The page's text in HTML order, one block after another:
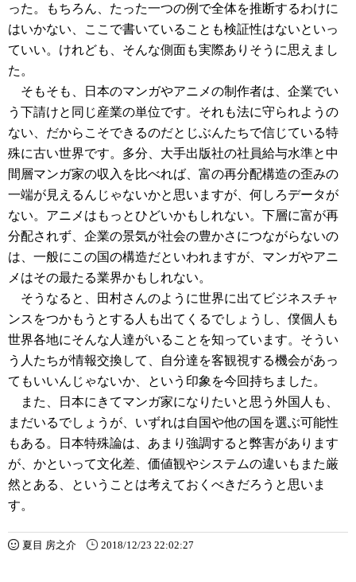
った。もちろん、たった一つの例で全体を推断するわけに
はいかない、ここで書いていることも検証性はないといっ
ていい。けれども、そんな側面も実際ありそうに思えまし
た。
そもそも、日本のマンガやアニメの制作者は、企業でい
う下請けと同じ産業の単位です。それも法に守られようの
ない、だからこそできるのだとじぶんたちで信じている特
殊に古い世界です。多分、大手出版社の社員給与水準と中
間層マンガ家の収入を比べれば、富の再分配構造の歪みの
一端が見えるんじゃないかと思いますが、何しろデータが
ない。アニメはもっとひどいかもしれない。下層に富が再
分配されず、企業の景気が社会の豊かさにつながらないの
は、一般にこの国の構造だといわれますが、マンガやアニ
メはその最たる業界かもしれない。
そうなると、田村さんのように世界に出てビジネスチャ
ンスをつかもうとする人も出てくるでしょうし、僕個人も
世界各地にそんな人達がいることを知っています。そうい
う人たちが情報交換して、自分達を客観視する機会があっ
てもいいんじゃないか、という印象を今回持ちました。
また、日本にきてマンガ家になりたいと思う外国人も、
まだいるでしょうが、いずれは自国や他の国を選ぶ可能性
もある。日本特殊論は、あまり強調すると弊害があります
が、かといって文化差、価値観やシステムの違いもまた厳
然とある、ということは考えておくべきだろうと思いま
す。
夏目 房之介 2018/12/23 22:02:27